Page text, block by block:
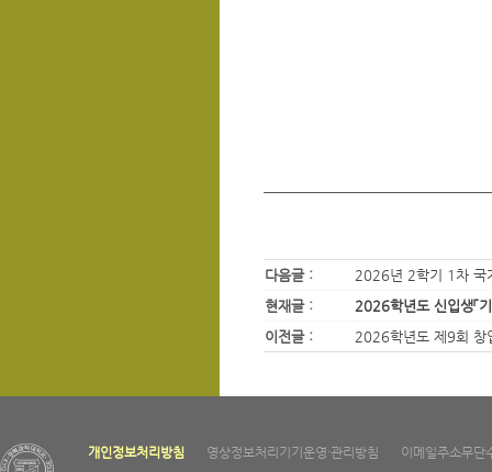
다음글 :
2026년 2학기 1차 국
현재글 :
2026학년도 신입생「
이전글 :
2026학년도 제9회 창
개인정보처리방침 영상정보처리기기운영·관리방침
이메일주소무단